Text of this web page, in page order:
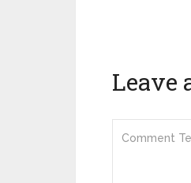
Leave